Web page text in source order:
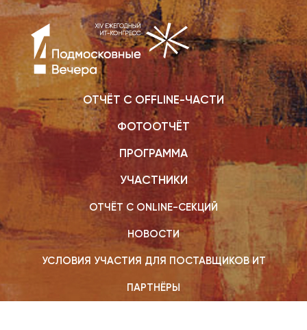
ОТЧЁТ С OFFLINE-ЧАСТИ
ФОТООТЧЁТ
ПРОГРАММА
УЧАСТНИКИ
ОТЧЁТ С ONLINE-СЕКЦИЙ
НОВОСТИ
УСЛОВИЯ УЧАСТИЯ ДЛЯ ПОСТАВЩИКОВ ИТ
ПАРТНЁРЫ